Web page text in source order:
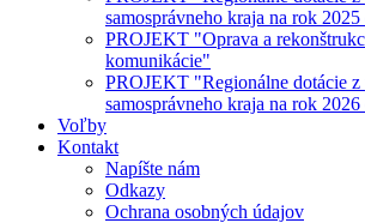
samosprávneho kraja na rok 2025
PROJEKT "Oprava a
komunikácie"
PROJEKT "Regionálne dotácie
samosprávneho kraja na rok
Voľby
Kontakt
Napíšte nám
Odkazy
Ochrana osobných údajov